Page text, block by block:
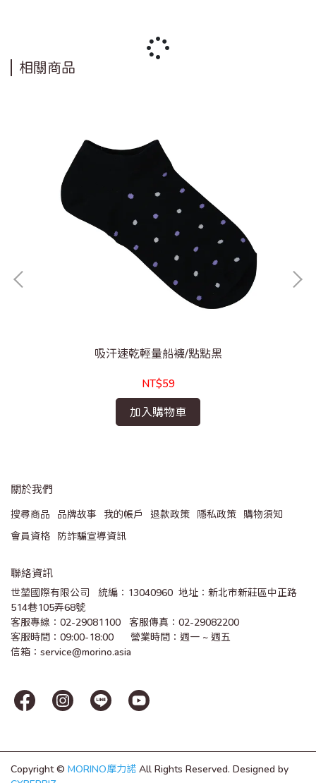
相關商品
吸汗速乾輕量船襪/點點黑
NT$59
加入購物車
關於我們
搜尋商品 品牌故事 我的帳戶 退款政策 隱私政策
購物須知
會員資格
防詐騙宣導資訊
聯絡資訊
世堃國際有限公司   統編：13040960  地址：新北市新莊區中正路
514巷105弄68號
客服專線：02-29081100   客服傳真：02-29082200
客服時間：09:00-18:00      營業時間：週一 ~ 週五
信箱：service@morino.asia
Copyright © MORINO摩力諾 All Rights Reserved. Designed by